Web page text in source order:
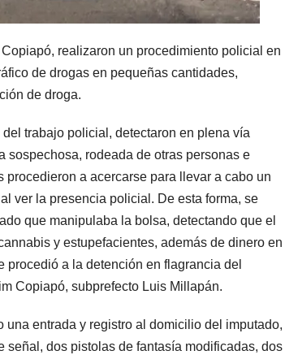
realizaron un procedimiento policial en
de drogas en pequeñas cantidades,
de droga.
trabajo policial, detectaron en plena vía
rodeada de otras personas e
a acercarse para llevar a cabo un
ver la presencia policial. De esta forma, se
que manipulaba la bolsa, detectando que el
y estupefacientes, además de dinero en
a la detención en flagrancia del
Copiapó, subprefecto Luis Millapán.
entrada y registro al domicilio del imputado,
señal, dos pistolas de fantasía modificadas, dos